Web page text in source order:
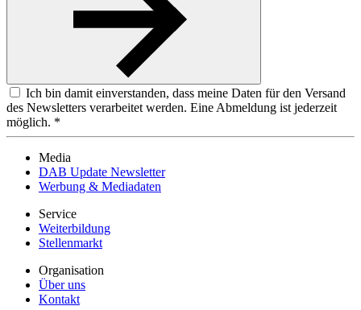
Ich bin damit einverstanden, dass meine Daten für den Versand
des Newsletters verarbeitet werden. Eine Abmeldung ist jederzeit
möglich. *
Media
DAB Update Newsletter
Werbung & Mediadaten
Service
Weiterbildung
Stellenmarkt
Organisation
Über uns
Kontakt